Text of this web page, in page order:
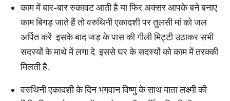
काम में बार-बार रुकावट आती है या फिर अक्सर आपके बने बनाए
काम बिगड़ जाते हैं तो वरुथिनी एकादशी पर तुलसी मां को जल
अर्पित करें. इसके बाद जड़ के पास की गीली मिट्टी उठाकर सभी
सदस्यों के माथे में लगा दे. इससे घर के सदस्यों को काम में तरक्की
मिलती है.
वरुथिनी एकादशी के दिन भगवान विष्णु के साथ माता लक्ष्मी की